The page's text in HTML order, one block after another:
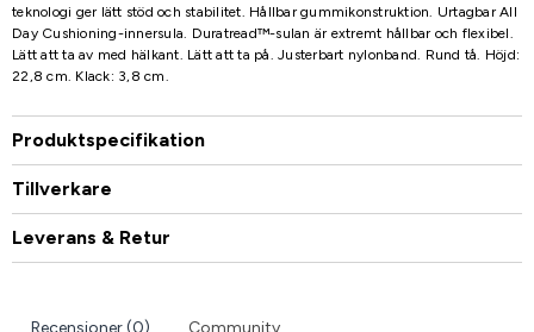
teknologi ger lätt stöd och stabilitet. Hållbar gummikonstruktion. Urtagbar All
Day Cushioning-innersula. Duratread™-sulan är extremt hållbar och flexibel.
Lätt att ta av med hälkant. Lätt att ta på. Justerbart nylonband. Rund tå. Höjd:
22,8 cm. Klack: 3,8 cm.
Produktspecifikation
Tillverkare
Leverans & Retur
Recensioner (0) Community